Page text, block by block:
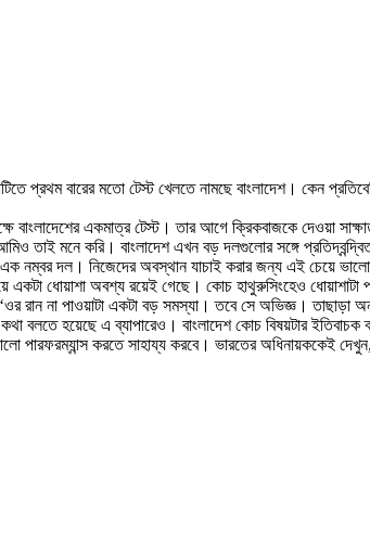
প্রথম বারের মতো টেস্ট খেলতে নামছে বাংলাদেশ। কেন
বাংলাদেশের একমাত্র টেস্ট। তার আগে ক্রিকবাজকে দেওয়া
তাই মনে করি। বাংলাদেশ এখন বড় দলগুলোর সঙ্গে
নম্বর দল। নিজেদের অবস্থান যাচাই করার জন্য এই চেয়ে
একটা ধোয়াশা অবশ্য রয়েই গেছে। কোচ হাথুরুসিংহেও
‘ওর রান না পাওয়াটা একটা বড় সমস্যা। তবে সে অভিজ্ঞ।
কথা বলতে হয়েছে এ ব্যাপারেও। বাংলাদেশ কোচ বিষয়টার
পারফরম্যান্স করতে সাহায্য করবে। ভারতের অধিনায়ককেই